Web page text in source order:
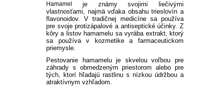
MLIEČNIK
MARGARÉTA - EURYOPS
Hamamel je známy svojimi liečivými
vlastnosťami, najmä vďaka obsahu trieslovín a
flavonoidov. V tradičnej medicíne sa používa
pre svoje protizápalové a antiseptické účinky. Z
kôry a listov hamamelu sa vyrába extrakt, ktorý
sa používa v kozmetike a farmaceutickom
priemysle.
Pestovanie hamamelu je skvelou voľbou pre
záhrady s obmedzeným priestorom alebo pre
tých, ktorí hľadajú rastlinu s nízkou údržbou a
atraktívnym vzhľadom.